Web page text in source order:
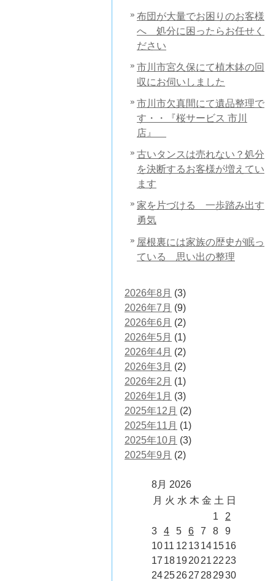
布団が大量でお困りのお客様
へ 処分に困ったらお任せく
ださい
市川市宮久保にて植木鉢の回
収にお伺いしました
市川市欠真間にて遺品整理で
す・・『桜サービス 市川
店』
古いタンスは売れない？処分
を決断するお客様が増えてい
ます
家を片づける 一歩踏み出す
勇気
屋根裏には家族の歴史が眠っ
ている 思い出の整理
2026年8月 (3)
2026年7月 (9)
2026年6月 (2)
2026年5月 (1)
2026年4月 (2)
2026年3月 (2)
2026年2月 (1)
2026年1月 (3)
2025年12月 (2)
2025年11月 (1)
2025年10月 (3)
2025年9月 (2)
8月 2026
月 火 水 木 金 土 日
1
2
3
4 5 6 7 8
9
1011 12 13141516
17 18192021 22 23
24252627 282930